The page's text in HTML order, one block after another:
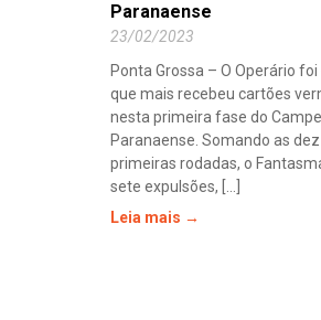
Paranaense
23/02/2023
Ponta Grossa – O Operário
que mais recebeu cartões
nesta primeira fase do
Paranaense. Somando as dez
primeiras rodadas, o
sete expulsões, [...]
Leia mais →